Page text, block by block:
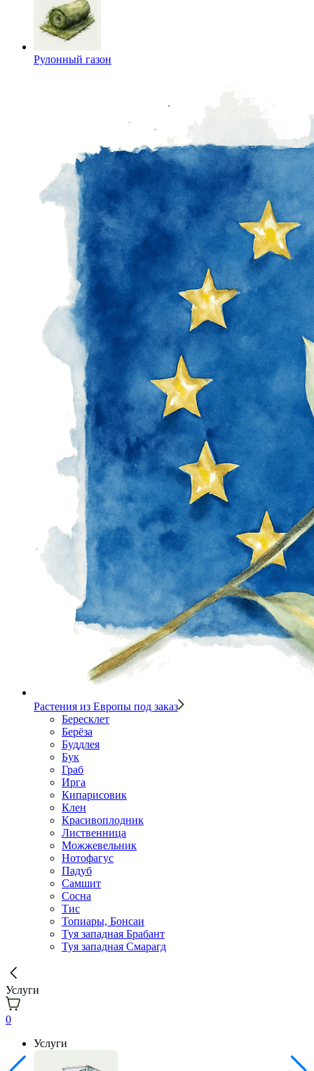
Рулонный газон
Растения из Европы под заказ
Бересклет
Берёза
Буддлея
Бук
Граб
Ирга
Кипарисовик
Клен
Красивоплодник
Лиственница
Можжевельник
Нотофагус
Падуб
Самшит
Сосна
Тис
Топиары, Бонсаи
Туя западная Брабант
Туя западная Смарагд
Услуги
0
Услуги